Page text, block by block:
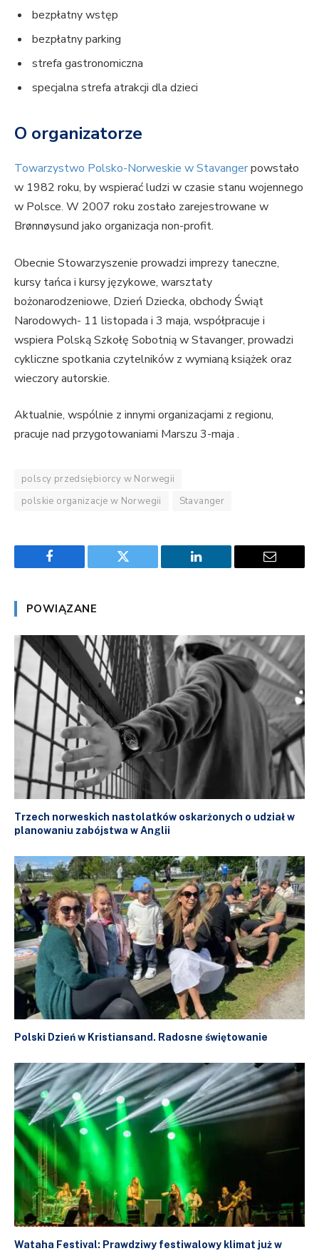
bezpłatny wstęp
bezpłatny parking
strefa gastronomiczna
specjalna strefa atrakcji dla dzieci
O organizatorze
Towarzystwo Polsko-Norweskie w Stavangerpowstało
w 1982 roku, by wspierać ludzi w czasie stanu wojennego
w Polsce. W 2007 roku zostało zarejestrowane w
Brønnøysund jako organizacja non-profit.
Obecnie Stowarzyszenie prowadzi imprezy taneczne,
kursy tańca i kursy językowe, warsztaty
bożonarodzeniowe, Dzień Dziecka, obchody Świąt
Narodowych- 11 listopada i 3 maja, współpracuje i
wspiera Polską Szkołę Sobotnią w Stavanger, prowadzi
cykliczne spotkania czytelników z wymianą książek oraz
wieczory autorskie.
Aktualnie, wspólnie z innymi organizacjami z regionu,
pracuje nad przygotowaniami Marszu 3-maja .
polscy przedsiębiorcy w Norwegii
polskie organizacje w Norwegii
Stavanger
Facebook Twitter LinkedIn Email
POWIĄZANE
Trzech norweskich nastolatków oskarżonych o udział w
planowaniu zabójstwa w Anglii
Polski Dzień w Kristiansand. Radosne świętowanie
Wataha Festival: Prawdziwy festiwalowy klimat już w